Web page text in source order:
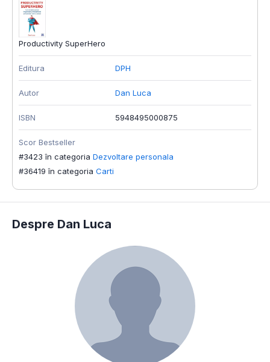
Productivity SuperHero
Editura DPH
Autor Dan Luca
ISBN 5948495000875
Scor Bestseller
#3423 în categoria Dezvoltare personala
#36419 în categoria Carti
Despre Dan Luca